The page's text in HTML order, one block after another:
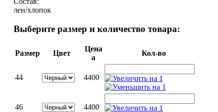
лен/хлопок
Выберите размер и количество товара:
Размер Цвет
Цена
a
Кол-во
44 4400
46 4400